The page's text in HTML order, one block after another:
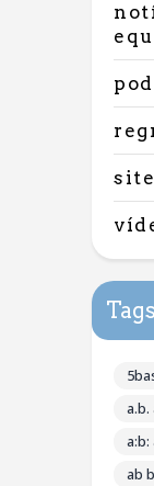
Tags
ab